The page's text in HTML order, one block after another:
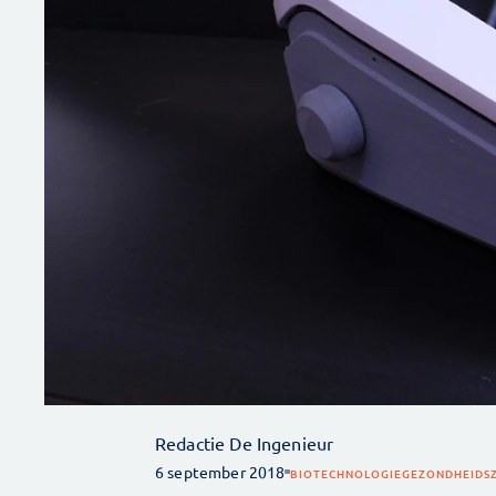
Redactie De Ingenieur
6 september 2018 BIOTECHNOLOGIE